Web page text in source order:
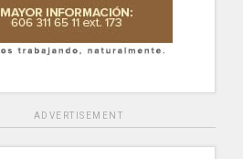
ADVERTISEMENT